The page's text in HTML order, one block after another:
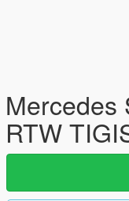
Mercedes
RTW